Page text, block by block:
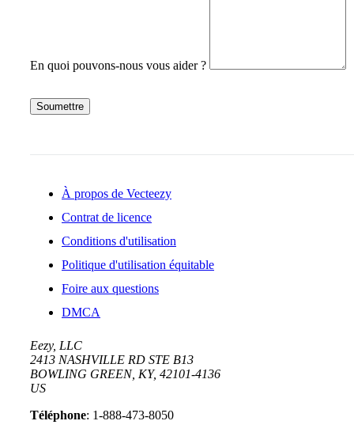
En quoi pouvons-nous vous aider ?
Soumettre
À propos de Vecteezy
Contrat de licence
Conditions d'utilisation
Politique d'utilisation équitable
Foire aux questions
DMCA
Eezy, LLC
2413 NASHVILLE RD STE B13
BOWLING GREEN, KY, 42101-4136
US
Téléphone: 1-888-473-8050